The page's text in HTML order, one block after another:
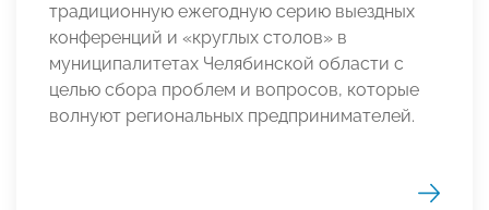
традиционную ежегодную серию выездных
конференций и «круглых столов» в
муниципалитетах Челябинской области с
целью сбора проблем и вопросов, которые
волнуют региональных предпринимателей.